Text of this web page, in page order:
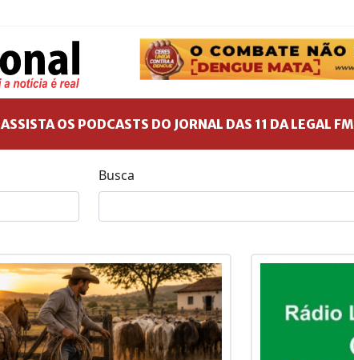
ASSISTA OS PODCASTS DO JORNAL DAS 11 DA LEGAL FM
Busca